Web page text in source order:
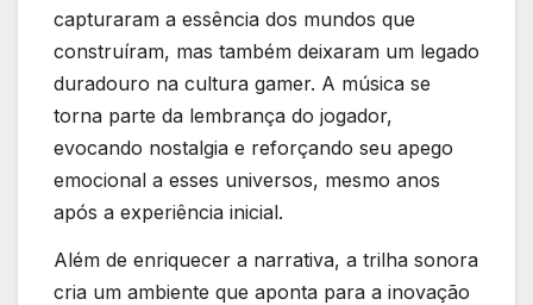
capturaram a ⁢essência dos mundos⁢ que
construíram, mas também⁢ deixaram um legado
duradouro na cultura⁣ gamer. A música se
torna parte da‍ lembrança do jogador,
⁤evocando​ nostalgia e​ reforçando ‌seu ​apego
emocional ‌a esses universos, mesmo anos
após ‌a experiência inicial.
Além ⁣de enriquecer a narrativa, a⁤ trilha ​sonora
cria um ambiente que aponta para a inovação